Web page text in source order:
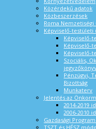
Közérdekű adatok
Közbeszerzések
Roma
Képviselő-testületi
Képviselő-
Képviselő-
Képviselő-
Szociális,
Pénzügyi,
Bizottság
Munkaterv
Jelentés az
2014-2019
2006-2010
Gazdasági
TSZT és HÉSZ